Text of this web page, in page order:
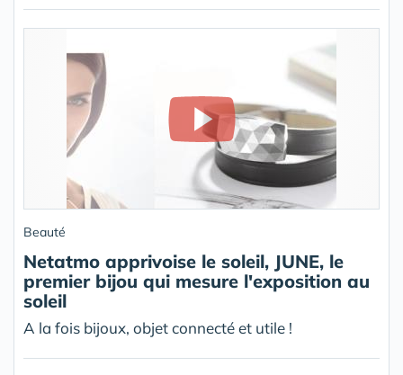
Beauté
Netatmo apprivoise le soleil, JUNE, le
premier bijou qui mesure l'exposition au
soleil
A la fois bijoux, objet connecté et utile !